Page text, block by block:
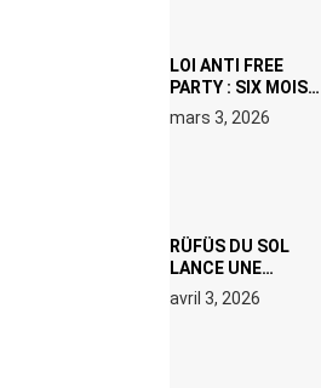
LOI ANTI FREE
PARTY : SIX MOIS
DE PRISON ET 5
000 € D’AMENDE
mars 3, 2026
RÜFÜS DU SOL
LANCE UNE
RÉSIDENCE DJ
SET DE QUATRE
avril 3, 2026